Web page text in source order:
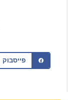
פייסבוק